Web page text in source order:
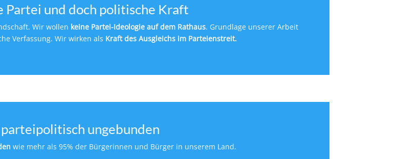
Partei und doch politische Kraft
Wir wollen keine Partei-Ideologie auf dem Rathaus. Grundlage unserer Arbeit
Verfassung. Wir wirken als Kraft des Ausgleichs im Parteienstreit.
ungebunden
wie mehr als 95% der Bürgerinnen und Bürger in unserem Land.